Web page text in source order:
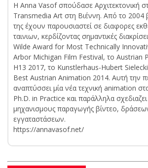
Η Anna Vasof σπούδασε Aρχιτεκτονική
Transmedia Art στη Βιέννη. Από το 2004
της έχουν παρουσιαστεί σε διαφορες
ταινιων, κερδίζοντας σημαντικές
Wilde Award for Most Technically
Arbor Michigan Film Festival, το Austrian
H13 2017, το Kunstlerhaus-Hubert
Best Austrian Animation 2014. Αυτή την
αναπτύσσει μία νέα τεχνική animation
Ph.D. in Practice και παράλληλα σχεδιαζει
μηχανισμους παραγωγής βίντεο,
εγγαταστάσεων.
https://annavasof.net/